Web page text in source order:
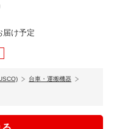
届け予定
台車・運搬機器